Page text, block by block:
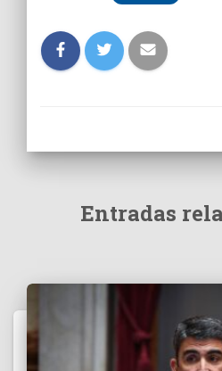
Entradas